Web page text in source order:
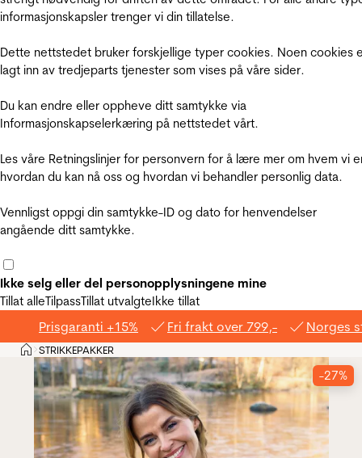
informasjonskapsler trenger vi din tillatelse.
Dette nettstedet bruker forskjellige typer cookies. Noen cookies
lagt inn av tredjeparts tjenester som vises på våre sider.
Du kan endre eller oppheve ditt samtykke via
Informasjonskapselerkæring på nettstedet vårt.
Les våre Retningslinjer for personvern for å lære mer om hvem vi
hvordan du kan nå oss og hvordan vi behandler personlig data.
Vennligst oppgi din samtykke-ID og dato for henvendelser
angående ditt samtykke.
Ikke selg eller del personopplysningene mine
Tillat alleTilpassTillat utvalgteIkke tillat
Prisgaranti +15% Fri frakt over 799,- Norges
Hjem
>STRIKKEPAKKER
-27%